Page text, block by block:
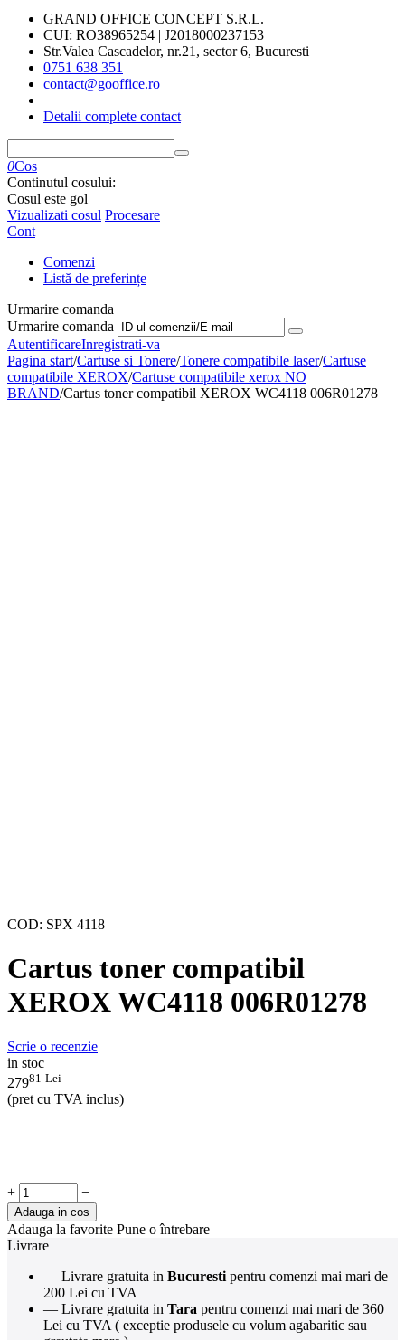
GRAND OFFICE CONCEPT S.R.L.
CUI: RO38965254 | J2018000237153
Str.Valea Cascadelor, nr.21, sector 6, Bucuresti
0751 638 351
contact@gooffice.ro
Detalii complete contact
0Cos
Continutul cosului:
Cosul este gol
Vizualizati cosul Procesare
Cont
Comenzi
Listă de preferințe
Urmarire comanda
Urmarire comanda
AutentificareInregistrati-va
Pagina start/Cartuse si Tonere/Tonere compatibile laser/Cartuse
compatibile XEROX/Cartuse compatibile xerox NO
BRAND/Cartus toner compatibil XEROX WC4118 006R01278
COD: SPX 4118
Cartus toner compatibil
XEROX WC4118 006R01278
Scrie o recenzie
in stoc
27981 Lei
(pret cu TVA inclus)
+ −
Adauga in cos
Adauga la favorite Pune o întrebare
Livrare
— Livrare gratuita in Bucuresti pentru comenzi mai mari de
200 Lei cu TVA
— Livrare gratuita in Tara pentru comenzi mai mari de 360
Lei cu TVA ( exceptie produsele cu volum agabaritic sau